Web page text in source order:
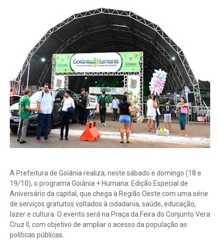
A Prefeitura de Goiânia realiza, neste sábado e domingo (18 e
19/10), o programa Goiânia + Humana: Edição Especial de
Aniversário da capital, que chega à Região Oeste com uma série
de serviços gratuitos voltados à cidadania, saúde, educação,
lazer e cultura. O evento será na Praça da Feira do Conjunto Vera
Cruz II, com objetivo de ampliar o acesso da população as
políticas públicas.